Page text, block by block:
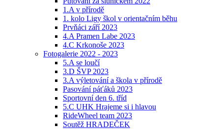
1.A v přírodě
1. kolo Ligy škol v orientačním běhu
Prvňáci září 2023
4.A Pramen Labe 2023
4.C Krkonoše 2023
Fotogalerie 2022 - 2023
5.A se loučí
3.D ŠVP 2023
3.A výletování a škola v přírodě
Pasování páťáků 2023
Sportovní den 6. tříd
5.C UHK Hrajeme si i hlavou
RideWheel team 2023
Soutěž HRADEČEK